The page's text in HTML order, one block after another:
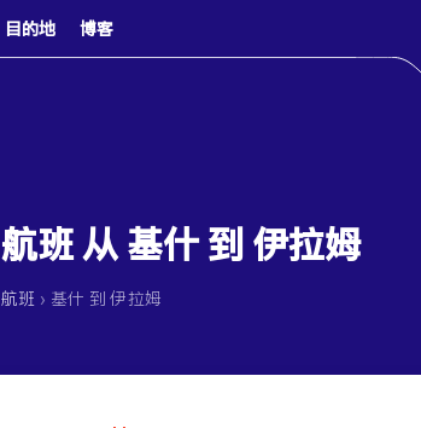
目的地 博客
航班 从 基什 到 伊拉姆
航班 › 基什 到 伊拉姆